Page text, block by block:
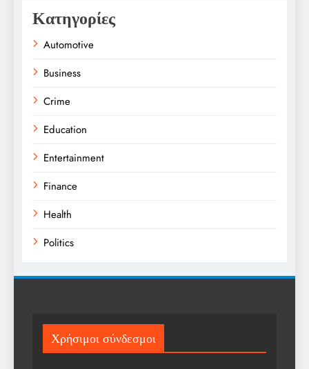
Κατηγορίες
Automotive
Business
Crime
Education
Entertainment
Finance
Health
Politics
Sport
Sports
Χρήσιμοι σύνδεσμοι